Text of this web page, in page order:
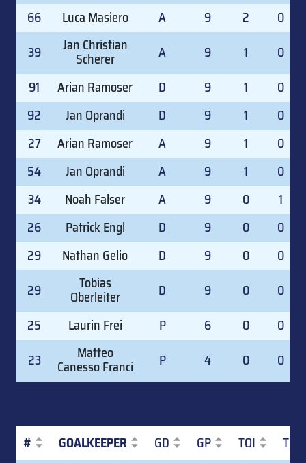
66
Luca Masiero A 9 2
0
39
Jan Christian
Scherer A 9 1
0
91
Arian Ramoser D 9 1
0
92
Jan Oprandi D 9 1
0
27
Arian Ramoser A 9 1
0
54
Jan Oprandi A 9 1
0
34
Noah Falser A 9 0
1
26
Patrick Engl D 9 0
0
29
Nathan Gelio D 9 0
0
29
Tobias
Oberleiter D 9 0
0
25
Laurin Frei P 6 0
0
23
Matteo
Canesso Franci P 4 0 0
# GOALKEEPER GD GP TOI